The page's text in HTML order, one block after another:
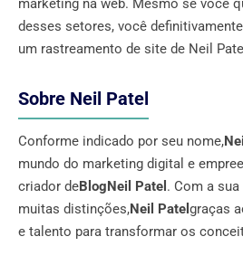
marketing na web. Mesmo se você
desses setores, você
um rastreamento de site de Neil
Sobre Neil Patel
Conforme indicado por seu nome,
mundo do marketing digital e
criador deBlogNeil Patel . Com a
muitas distinções,Neil Patel graças
e talento para transformar os